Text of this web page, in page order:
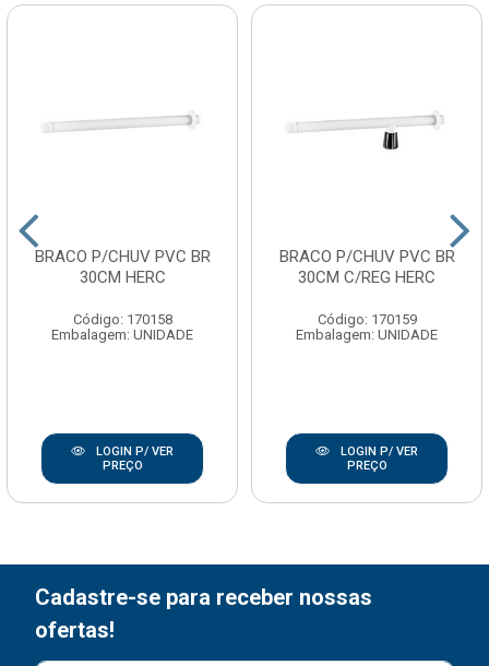
BRACO P/CHUV PVC BR
30CM HERC
Código: 170158
Embalagem: UNIDADE
LOGIN P/ VER
PREÇO
BRACO P/CHUV PVC BR
30CM C/REG HERC
Código: 170159
Embalagem: UNIDADE
LOGIN P/ VER
PREÇO
Cadastre-se para receber nossas
ofertas!